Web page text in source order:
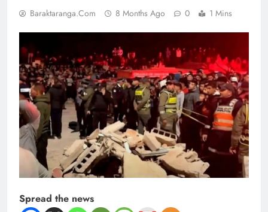
Baraktaranga.com 8 Months Ago 0 1 Mins
Spread the news